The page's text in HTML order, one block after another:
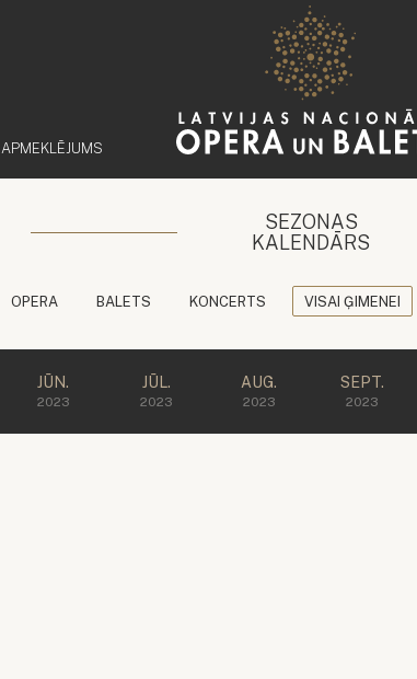
APMEKLĒJUMS
SEZONAS
KALENDĀRS
OPERA BALETS KONCERTS VISAI ĢIMENEI
JŪN.
2023
JŪL.
2023
AUG.
2023
SEPT.
2023